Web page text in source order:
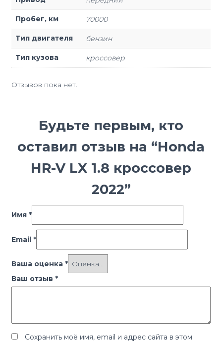
Пробег, км 70000
Тип двигателя бензин
Тип кузова кроссовер
Отзывов пока нет.
Будьте первым, кто
оставил отзыв на “Honda
HR-V LX 1.8 кроссовер
2022”
Имя *
Email *
Ваша оценка *
Ваш отзыв *
Сохранить моё имя, email и адрес сайта в этом